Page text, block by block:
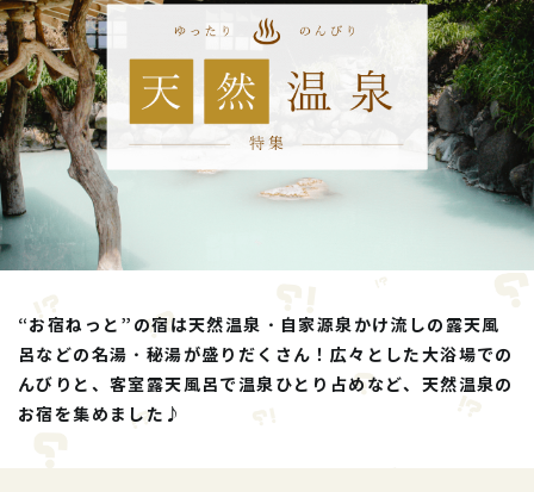
“お宿ねっと”の宿は天然温泉・自家源泉かけ流しの露天風
呂などの名湯・秘湯が盛りだくさん！広々とした大浴場での
んびりと、客室露天風呂で温泉ひとり占めなど、天然温泉の
お宿を集めました♪